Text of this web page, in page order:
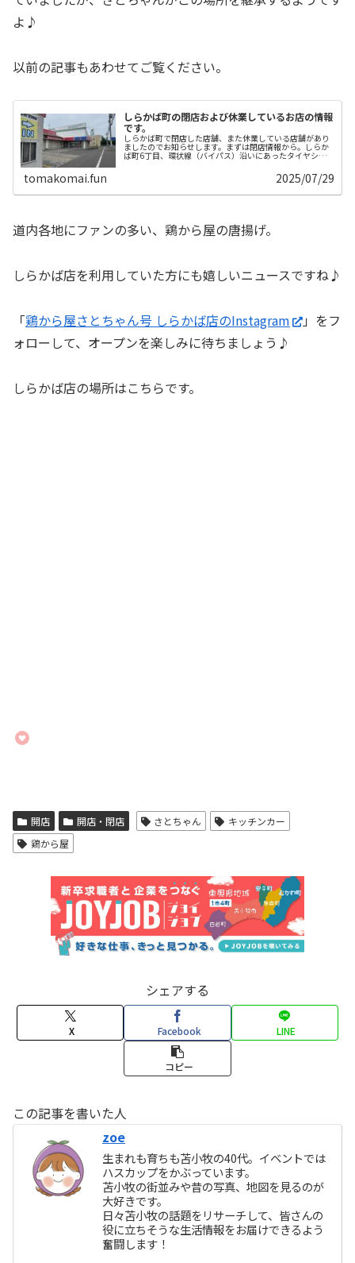
よ♪
以前の記事もあわせてご覧ください。
しらかば町の閉店および休業しているお店の情報
です。
しらかば町で閉店した店舗、また休業している店舗があり
ましたのでお知らせします。まずは閉店情報から。しらか
ば町6丁目、環状線（バイパス）沿いにあったタイヤショ
tomakomai.fun 2025/07/29
道内各地にファンの多い、鶏から屋の唐揚げ。
しらかば店を利用していた方にも嬉しいニュースですね♪
「鶏から屋さとちゃん号 しらかば店のInstagram
」をフ
ォローして、オープンを楽しみに待ちましょう♪
しらかば店の場所はこちらです。
開店 開店・閉店 さとちゃん
キッチンカー
鶏から屋
シェアする
X Facebook LINE
コピー
この記事を書いた人
zoe
生まれも育ちも苫小牧の40代。イベントでは
ハスカップをかぶっています。
苫小牧の街並みや昔の写真、地図を見るのが
大好きです。
日々苫小牧の話題をリサーチして、皆さんの
役に立ちそうな生活情報をお届けできるよう
奮闘します！